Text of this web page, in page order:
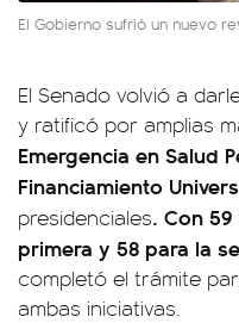
El Gobierno sufrió un nuevo
El Senado volvió a
y ratificó por amplias
Emergencia en Salud
Financiamiento
presidenciales. Con
primera y 58 para la
completó el trámite
ambas iniciativas.